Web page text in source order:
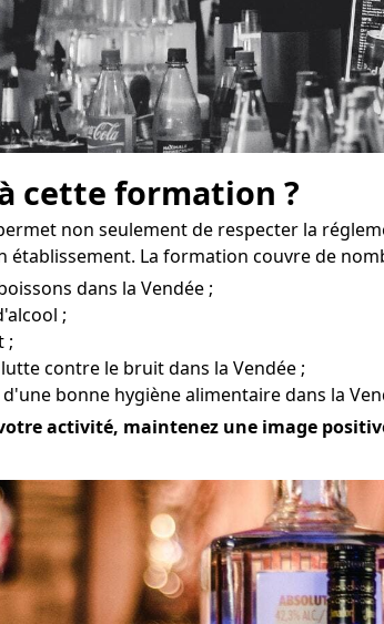
cette formation ?
non seulement de respecter la
La formation couvre de
dans la Vendée ;
;
;
contre le bruit dans la Vendée ;
bonne hygiène alimentaire dans la
activité, maintenez une image